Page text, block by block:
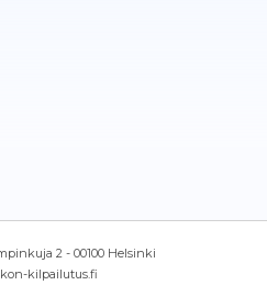
2 - 00100 Helsinki
kilpailutus.fi